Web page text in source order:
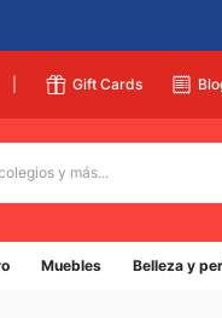
Gift Cards
colegios y más...
Muebles Belleza y